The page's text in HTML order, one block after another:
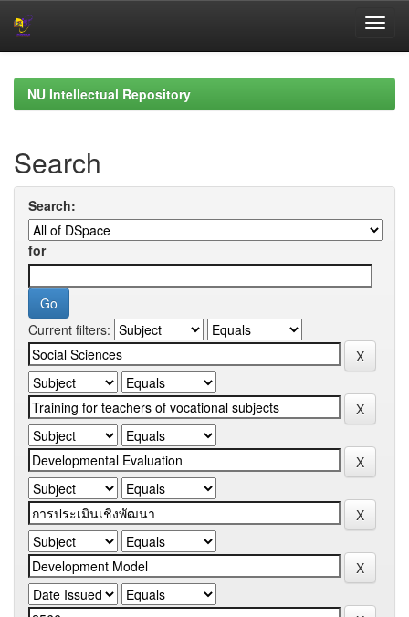
navigationNU Intellectual Repository
Search
Search:
for
Current filters: